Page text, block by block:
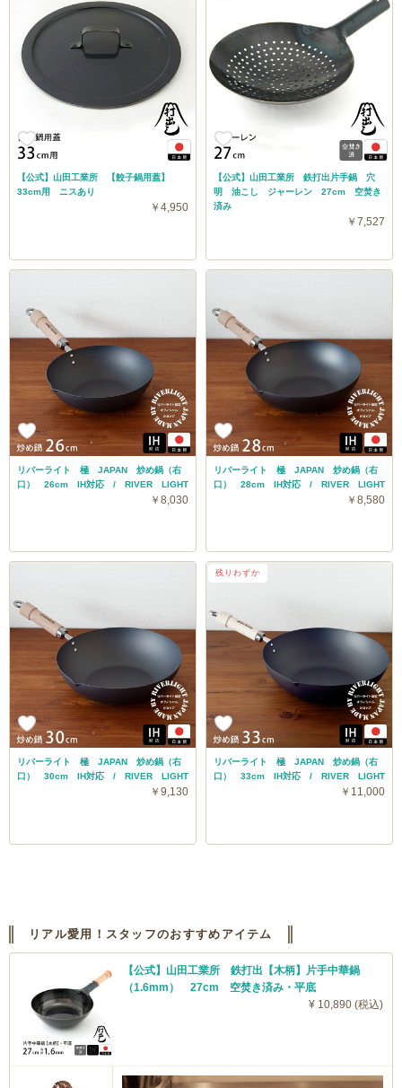
【公式】山田工業所 【餃子鍋用蓋】
33cm用 ニスあり
￥4,950
【公式】山田工業所 鉄打出片手鍋 穴
明 油こし ジャーレン 27cm 空焚き
済み
￥7,527
リバーライト 極 JAPAN 炒め鍋（右
口） 26cm IH対応 / RIVER LIGHT
￥8,030
リバーライト 極 JAPAN 炒め鍋（右
口） 28cm IH対応 / RIVER LIGHT
￥8,580
リバーライト 極 JAPAN 炒め鍋（右
口） 30cm IH対応 / RIVER LIGHT
￥9,130
リバーライト 極 JAPAN 炒め鍋（右
口） 33cm IH対応 / RIVER LIGHT
￥11,000
残りわずか
リアル愛用！スタッフのおすすめアイテム
【公式】山田工業所 鉄打出【木柄】片手中華鍋
（1.6mm） 27cm 空焚き済み・平底
¥ 10,890 (税込)